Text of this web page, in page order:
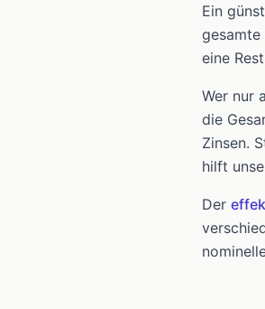
Ein
eine
Wer nur
die
Zinsen.
hilft
Der